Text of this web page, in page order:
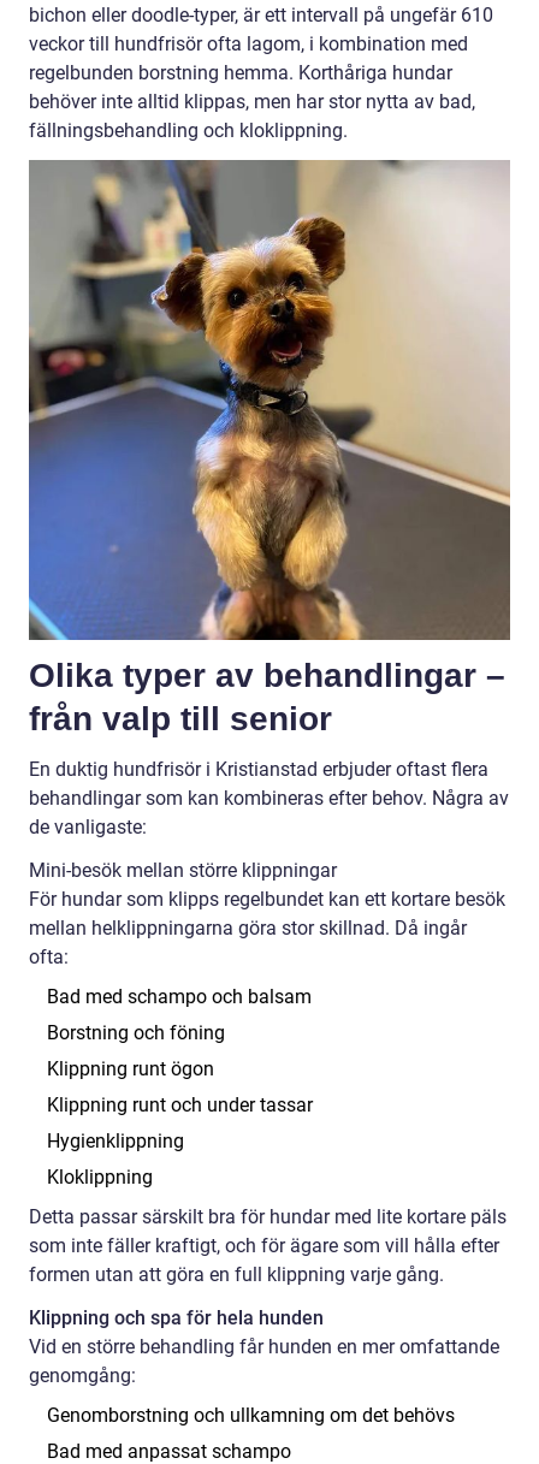
bichon eller doodle-typer, är ett intervall på ungefär 610
veckor till hundfrisör ofta lagom, i kombination med
regelbunden borstning hemma. Korthåriga hundar
behöver inte alltid klippas, men har stor nytta av bad,
fällningsbehandling och kloklippning.
Olika typer av behandlingar –
från valp till senior
En duktig hundfrisör i Kristianstad erbjuder oftast flera
behandlingar som kan kombineras efter behov. Några av
de vanligaste:
Mini-besök mellan större klippningar
För hundar som klipps regelbundet kan ett kortare besök
mellan helklippningarna göra stor skillnad. Då ingår
ofta:
Bad med schampo och balsam
Borstning och föning
Klippning runt ögon
Klippning runt och under tassar
Hygienklippning
Kloklippning
Detta passar särskilt bra för hundar med lite kortare päls
som inte fäller kraftigt, och för ägare som vill hålla efter
formen utan att göra en full klippning varje gång.
Klippning och spa för hela hunden
Vid en större behandling får hunden en mer omfattande
genomgång:
Genomborstning och ullkamning om det behövs
Bad med anpassat schampo